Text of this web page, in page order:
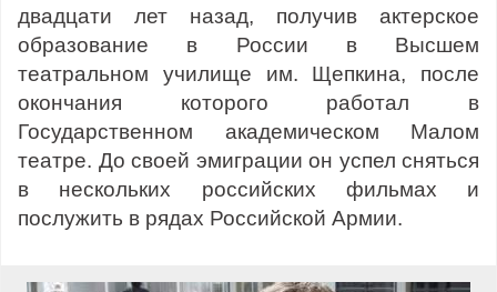
двадцати лет назад, получив актерское
образование в России в Высшем
театральном училище им. Щепкина, после
окончания которого работал в
Государственном академическом Малом
театре. До своей эмиграции он успел сняться
в нескольких российских фильмах и
послужить в рядах Российской Армии.